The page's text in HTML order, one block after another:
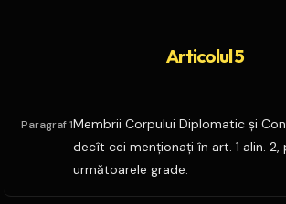
Articolul 5
Paragraf 1Membrii Corpului Diplomatic şi
decît cei menţionaţi în art. 1 alin. 2,
următoarele grade: